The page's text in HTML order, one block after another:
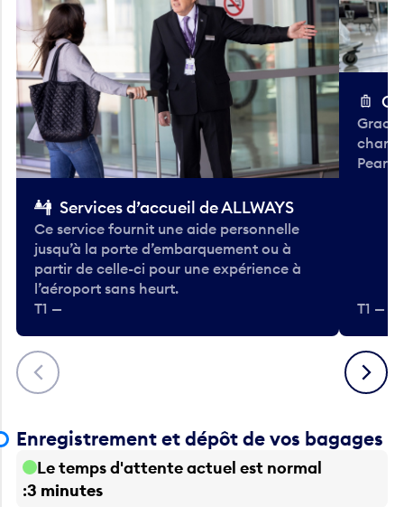
Précédent
Services d’accueil de ALLWAYS
Ce service fournit une aide personnelle
jusqu’à la porte d’embarquement ou à
partir de celle-ci pour une expérience à
l’aéroport sans heurt.
T1 —
T1 —
Suivant
Enregistrement et dépôt de vos bagages
Le temps d'attente actuel est normal
3 minutes